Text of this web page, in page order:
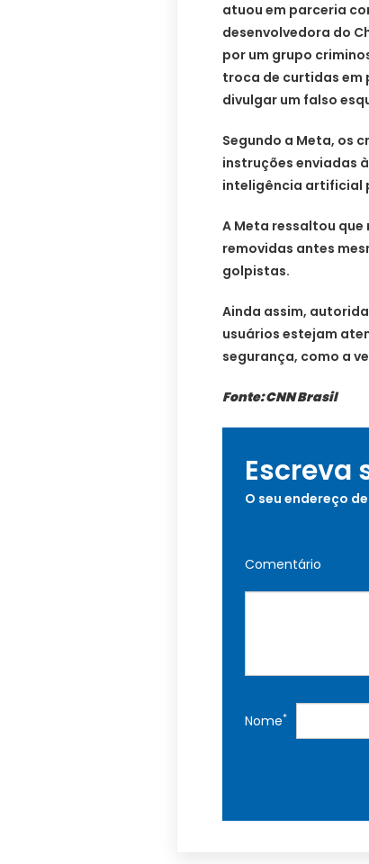
atuou em parceria
desenvolvedora do
por um grupo
troca de curtidas em
divulgar um falso
Segundo a Meta, os
instruções enviadas
inteligência artificial
A Meta ressaltou
removidas antes
golpistas.
Ainda assim,
usuários estejam
segurança, como a
Fonte: CNN Brasil
Escreva
O seu endereço
Comentário
Nome*